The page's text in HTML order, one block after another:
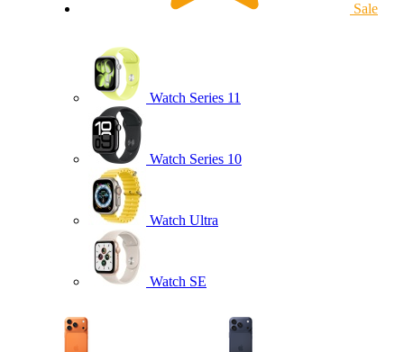
Sale
Watch Series 11
Watch Series 10
Watch Ultra
Watch SE